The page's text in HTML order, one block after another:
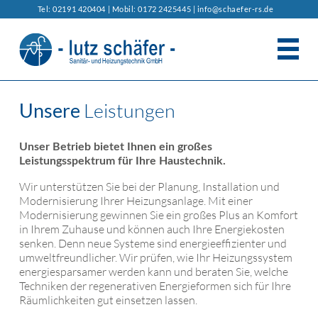
Tel: 02191 420404 | Mobil: 0172 2425445 | info@schaefer-rs.de
LEISTUNGEN
HEIZUNGS- UND KLIMATECHNIK
BAD- UND SANITÄRINSTALLATION
WOHNRAUMLÜFTUNG
STAUBSAUGERSYSTEME
ENERGIE SPAREN IM HAUS
HYDRAULISCHER ABGLEICH
WÄRMEPUMPE
UMWELT- UND SOLARTECHNIK
KONTAKT
Unsere Leistungen
Unser Betrieb bietet Ihnen ein großes
Leistungsspektrum für Ihre Haustechnik.
Wir unterstützen Sie bei der Planung, Installation und
Modernisierung Ihrer Heizungsanlage. Mit einer
Modernisierung gewinnen Sie ein großes Plus an Komfort
in Ihrem Zuhause und können auch Ihre Energiekosten
senken. Denn neue Systeme sind energieeffizienter und
umweltfreundlicher. Wir prüfen, wie Ihr Heizungssystem
energiesparsamer werden kann und beraten Sie, welche
Techniken der regenerativen Energieformen sich für Ihre
Räumlichkeiten gut einsetzen lassen.